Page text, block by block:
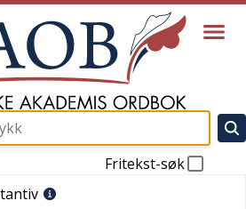
Fritekst-søk